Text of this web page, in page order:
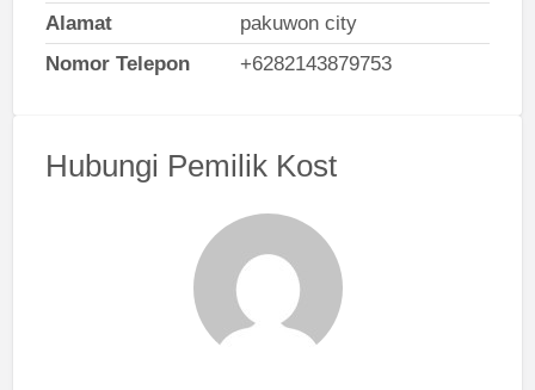
Alamat
pakuwon city
Nomor Telepon
+6282143879753
Hubungi Pemilik Kost